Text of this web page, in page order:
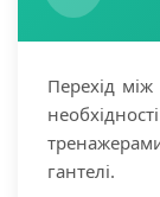
Перехід
гантелі.